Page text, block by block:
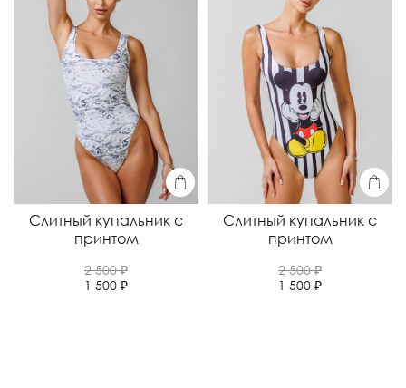
Слитный купальник с
принтом
2 500 ₽
1 500 ₽
Слитный купальник с
принтом
2 500 ₽
1 500 ₽